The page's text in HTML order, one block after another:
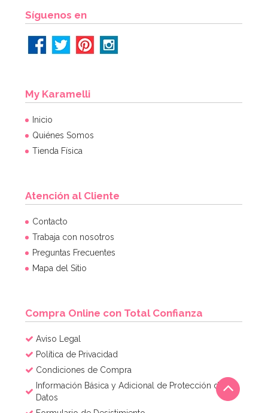
Síguenos en
My Karamelli
Inicio
Quiénes Somos
Tienda Física
Atención al Cliente
Contacto
Trabaja con nosotros
Preguntas Frecuentes
Mapa del Sitio
Compra Online con Total Confianza
Aviso Legal
Política de Privacidad
Condiciones de Compra
Información Básica y Adicional de Protección de
Datos